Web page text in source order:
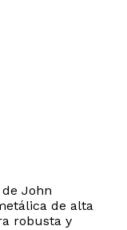
John
de alta
robusta y